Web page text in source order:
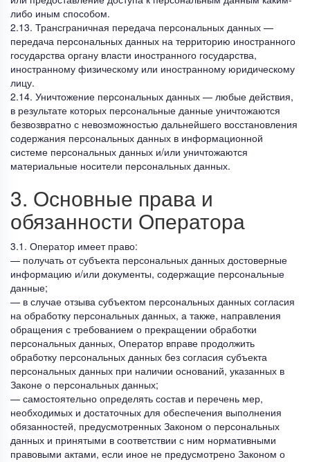
либо иным способом.
2.13. Трансграничная передача персональных данных —
передача персональных данных на территорию иностранного
государства органу власти иностранного государства,
иностранному физическому или иностранному юридическому
лицу.
2.14. Уничтожение персональных данных — любые действия,
в результате которых персональные данные уничтожаются
безвозвратно с невозможностью дальнейшего восстановления
содержания персональных данных в информационной
системе персональных данных и/или уничтожаются
материальные носители персональных данных.
3. Основные права и
обязанности Оператора
3.1. Оператор имеет право:
— получать от субъекта персональных данных достоверные
информацию и/или документы, содержащие персональные
данные;
— в случае отзыва субъектом персональных данных согласия
на обработку персональных данных, а также, направления
обращения с требованием о прекращении обработки
персональных данных, Оператор вправе продолжить
обработку персональных данных без согласия субъекта
персональных данных при наличии оснований, указанных в
Законе о персональных данных;
— самостоятельно определять состав и перечень мер,
необходимых и достаточных для обеспечения выполнения
обязанностей, предусмотренных Законом о персональных
данных и принятыми в соответствии с ним нормативными
правовыми актами, если иное не предусмотрено Законом о